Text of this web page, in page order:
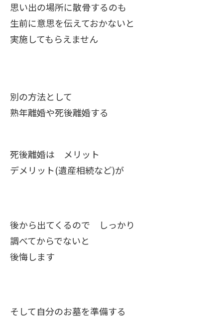
思い出の場所に散骨するのも
生前に意思を伝えておかないと
実施してもらえません
別の方法として
熟年離婚や死後離婚する
死後離婚は メリット
デメリット(遺産相続など)が
後から出てくるので しっかり
調べてからでないと
後悔します
そして自分のお墓を準備する